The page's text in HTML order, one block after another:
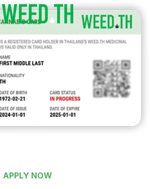
APPLY NOW